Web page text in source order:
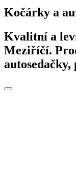
Kočárky a
Kvalitní a
Meziříčí.
Toggle